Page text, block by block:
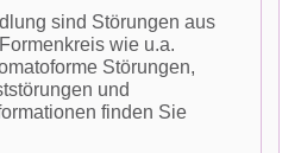
sind Störungen aus
wie u.a.
Störungen,
und
finden Sie